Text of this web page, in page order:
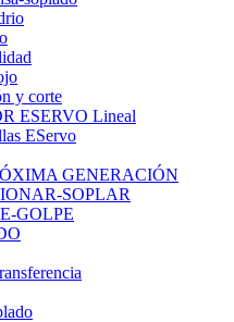
y corte
ESERVO Lineal
EServo
GENERACIÓN
SOPLAR
GOLPE